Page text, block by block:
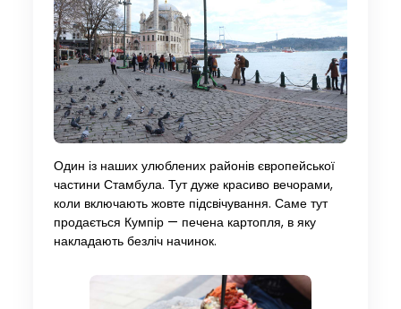
Один із наших улюблених районів європейської
частини Стамбула. Тут дуже красиво вечорами,
коли включають жовте підсвічування. Саме тут
продається Кумпір — печена картопля, в яку
накладають безліч начинок.